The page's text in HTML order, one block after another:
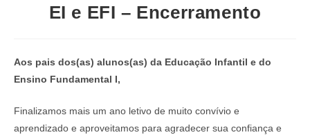
EI e EFI – Encerramento
Aos pais dos(as) alunos(as) da Educação Infantil e do
Ensino Fundamental I,
Finalizamos mais um ano letivo de muito convívio e
aprendizado e aproveitamos para agradecer sua confiança e